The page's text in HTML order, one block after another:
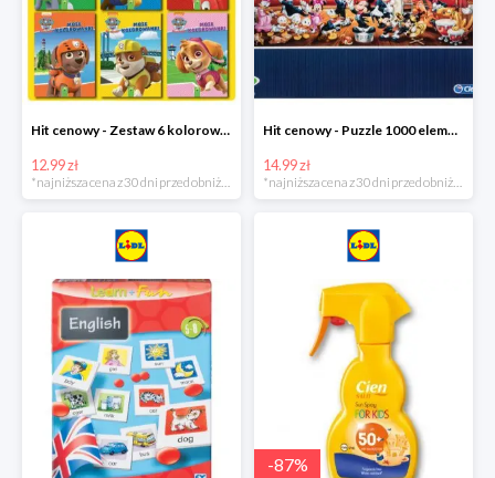
Hit cenowy - Zestaw 6 kolorowanek
12.99 zł
Hit cenowy - Puzzle 1000 elementów
14.99 zł
-87%